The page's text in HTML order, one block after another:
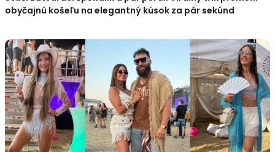
obyčajnú košeľu na elegantný kúsok za pár sekúnd